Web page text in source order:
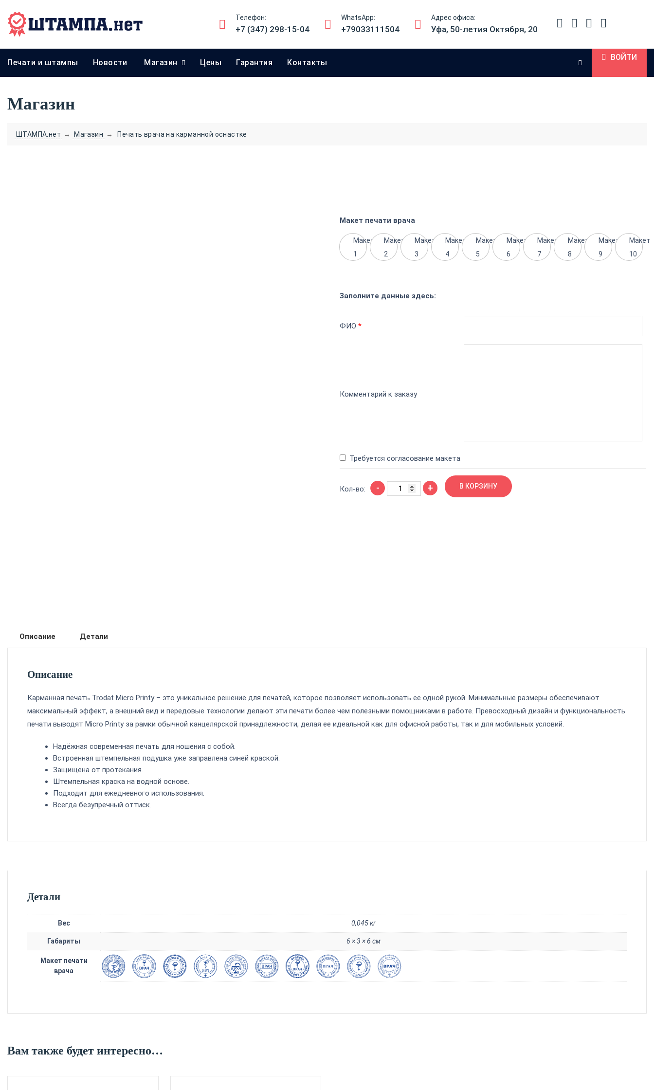
Телефон:
+7 (347) 298-15-04
WhatsApp:
+79033111504
Адрес офиса:
Уфа, 50-летия Октября, 20
Печати и штампы Новости Магазин Цены Гарантия Контакты
ВОЙТИ
Магазин
ШТАМПА.нет → Магазин → Печать врача на карманной оснастке
Макет печати врача
Макет
1
Макет
2
Макет
3
Макет
4
Макет
5
Макет
6
Макет
7
Макет
8
Макет
9
Макет
10
Заполните данные здесь:
ФИО *
Комментарий к заказу
Требуется согласование макета
Кол-во: -
товара
+ В КОРЗИНУ
Описание Детали
Описание
Карманная печать Trodat Micro Printy – это уникальное решение для печатей, которое позволяет использовать ее одной рукой. Минимальные размеры обеспечивают
максимальный эффект, а внешний вид и передовые технологии делают эти печати более чем полезными помощниками в работе. Превосходный дизайн и функциональность
печати выводят Micro Printy за рамки обычной канцелярской принадлежности, делая ее идеальной как для офисной работы, так и для мобильных условий.
Надёжная современная печать для ношения с собой.
Встроенная штемпельная подушка уже заправлена синей краской.
Защищена от протекания.
Штемпельная краска на водной основе.
Подходит для ежедневного использования.
Всегда безупречный оттиск.
Детали
Вес 0,045 кг
Габариты 6 × 3 × 6 см
Макет печати
врача
Вам также будет интересно…